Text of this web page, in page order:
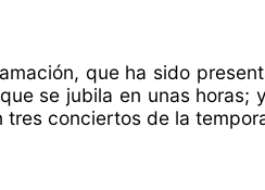
que ha sido
se jubila en unas
tres conciertos de la